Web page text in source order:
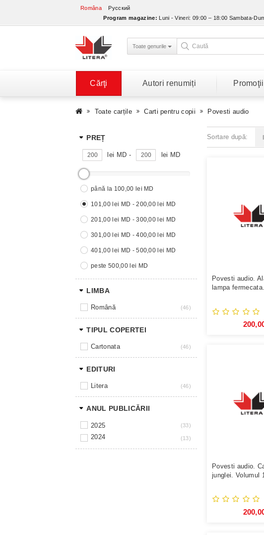
Româna
Русский
Program magazine: Luni - Vineri: 09:00 – 18:00 Sambata-
Toate genurile
Cărţi Autori renumiți Promoţii
Toate carțile Carti pentru copii Povesti audio
PREȚ
lei MD - lei MD
până la 100,00 lei MD
101,00 lei MD - 200,00 lei MD
201,00 lei MD - 300,00 lei MD
301,00 lei MD - 400,00 lei MD
401,00 lei MD - 500,00 lei MD
peste 500,00 lei MD
LIMBA
română 46
TIPUL COPERTEI
cartonata 46
EDITURI
litera 46
ANUL PUBLICĂRII
2025 33
2024 13
Sortare după:
Povesti audio.
lampa fermecata.
Povesti audio.
junglei. Volumul